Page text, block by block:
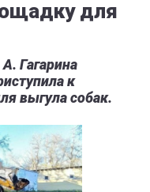
для
Гагарина
к
выгула собак.